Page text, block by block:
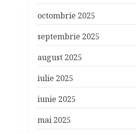
octombrie 2025
septembrie 2025
august 2025
iulie 2025
iunie 2025
mai 2025